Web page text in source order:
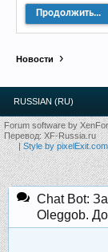
Продолжить...
Новости
RUSSIAN (RU)
Forum software by
Перевод:XF-Russia.ru
|Style by pixelExit.com
Chat Bot:
Oleggob.